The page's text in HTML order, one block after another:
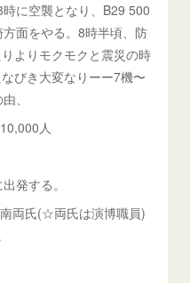
に空襲となり、B29 500
面をやる。8時半頃、防
よりモクモクと震災の時
びき大変なりーー7機〜
、
人
発する。
両氏(☆両氏は演博職員)